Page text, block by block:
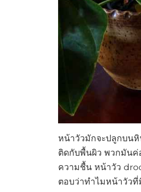
หน้าวัวมักจะปลูกบนหิ
ติดกับพื้นผิว พวกมันค่
ความชื้น หน้าวัว
ตอบว่าทำไมหน้าวัว